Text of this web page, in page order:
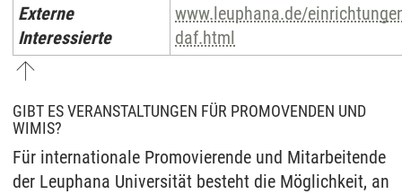
Externe
Interessierte
www.leuphana.de/
daf.html
GIBT ES VERANSTALTUNGEN FÜR PROMOVENDEN UND
WIMIS?
Für internationale Promovierende und Mitarbeitende
der Leuphana Universität besteht die Möglichkeit, an